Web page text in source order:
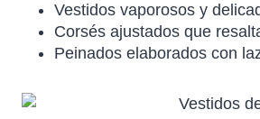
Vestidos vaporosos y
Corsés ajustados que
Peinados elaborados con